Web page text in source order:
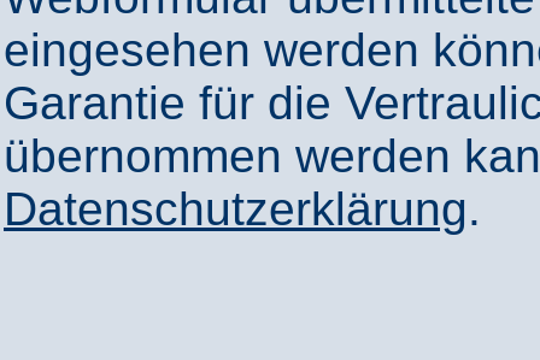
eingesehen werden
Garantie für die
übernommen werden
Datenschutzerklärung.